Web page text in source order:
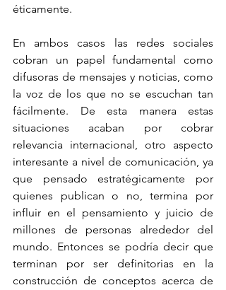
éticamente.
En ambos casos las redes sociales
cobran un papel fundamental como
difusoras de mensajes y noticias, como
la voz de los que no se escuchan tan
fácilmente. De esta manera estas
situaciones acaban por cobrar
relevancia internacional, otro aspecto
interesante a nivel de comunicación, ya
que pensado estratégicamente por
quienes publican o no, termina por
influir en el pensamiento y juicio de
millones de personas alrededor del
mundo. Entonces se podría decir que
terminan por ser definitorias en la
construcción de conceptos acerca de